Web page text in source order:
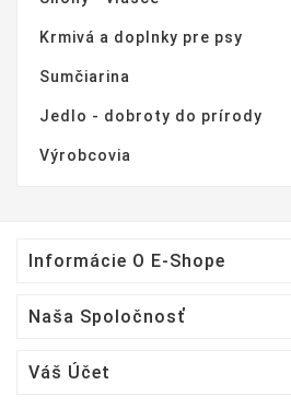
Krmivá a doplnky pre psy
Sumčiarina
Jedlo - dobroty do prírody
Výrobcovia
Informácie O E-Shope
Naša Spoločnosť
Váš Účet